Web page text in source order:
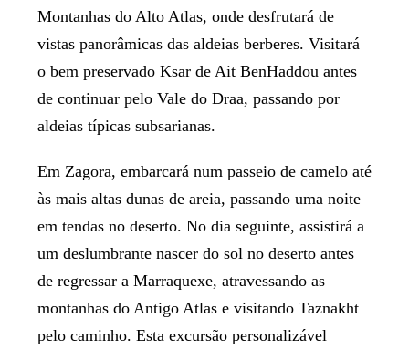
Montanhas do Alto Atlas, onde desfrutará de
vistas panorâmicas das aldeias berberes. Visitará
o bem preservado Ksar de Ait BenHaddou antes
de continuar pelo Vale do Draa, passando por
aldeias típicas subsarianas.
Em Zagora, embarcará num passeio de camelo até
às mais altas dunas de areia, passando uma noite
em tendas no deserto. No dia seguinte, assistirá a
um deslumbrante nascer do sol no deserto antes
de regressar a Marraquexe, atravessando as
montanhas do Antigo Atlas e visitando Taznakht
pelo caminho. Esta excursão personalizável